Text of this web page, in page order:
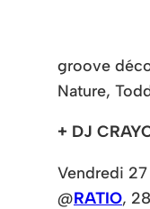
groove
Nature,
+ DJ
Vendredi 27
@RATIO,